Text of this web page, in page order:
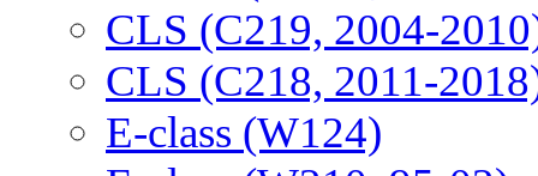
CLS (C219, 2004-
CLS (C218, 2011-
E-class (W124)